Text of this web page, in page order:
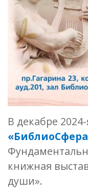
В декабре
книжная
души».